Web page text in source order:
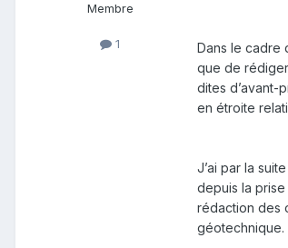
Membre
1
Dans le cadre
que de
dites d’avant-
en étroite
J’ai par la
depuis la prise
rédaction des
géotechnique.